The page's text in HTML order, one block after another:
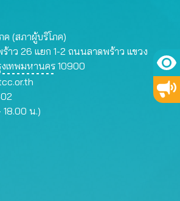
ค (สภาผู้บริโภค)
ร้าว 26 แยก 1-2 ถนนลาดพร้าว แขวง
เทพมหานคร 10900
18.00 น.)